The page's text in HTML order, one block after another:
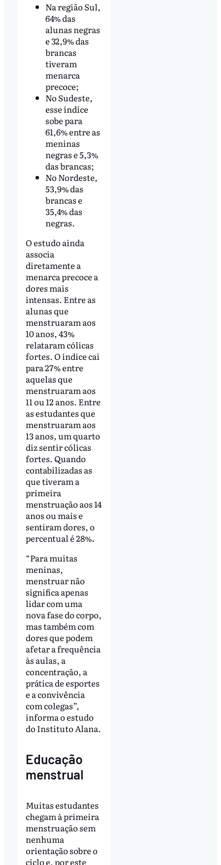
Na região Sul,
64% das
alunas negras
e 32,9% das
brancas
tiveram
menarca
precoce;
No Sudeste,
esse índice
sobe para
61,6% entre as
meninas
negras e 5,3%
das brancas;
No Nordeste,
53,9% das
brancas e
35,4% das
negras.
O estudo ainda
associa
diretamente a
menarca precoce a
dores mais
intensas. Entre as
alunas que
menstruaram aos
10 anos, 43%
relataram cólicas
fortes. O índice cai
para 27% entre
aquelas que
menstruaram aos
11 ou 12 anos. Entre
as estudantes que
menstruaram aos
13 anos, um quarto
diz sentir cólicas
fortes. Quando
contabilizadas as
que tiveram a
primeira
menstruação aos 14
anos ou mais e
sentiram dores, o
percentual é 28%.
“Para muitas
meninas,
menstruar não
significa apenas
lidar com uma
nova fase do corpo,
mas também com
dores que podem
afetar a frequência
às aulas, a
concentração, a
prática de esportes
e a convivência
com colegas”,
informa o estudo
do Instituto Alana.
Educação
menstrual
Muitas estudantes
chegam à primeira
menstruação sem
nenhuma
orientação sobre o
ciclo e, por este